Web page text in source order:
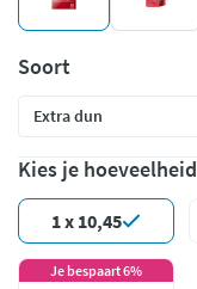
Soort
Kies je hoeveelheid
1 x 10,45
Je bespaart 6%